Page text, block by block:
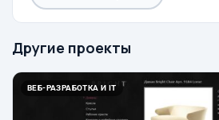
Другие проекты
ВЕБ-РАЗРАБОТКА И IT